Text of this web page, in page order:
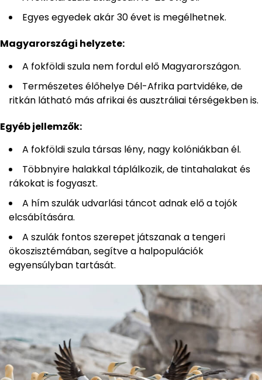
Egyes egyedek akár 30 évet is megélhetnek.
Magyarországi helyzete:
A fokföldi szula nem fordul elő Magyarországon.
Természetes élőhelye Dél-Afrika partvidéke, de
ritkán látható más afrikai és ausztráliai térségekben is.
Egyéb jellemzők:
A fokföldi szula társas lény, nagy kolóniákban él.
Többnyire halakkal táplálkozik, de tintahalakat és
rákokat is fogyaszt.
A hím szulák udvarlási táncot adnak elő a tojók
elcsábítására.
A szulák fontos szerepet játszanak a tengeri
ökoszisztémában, segítve a halpopulációk
egyensúlyban tartását.